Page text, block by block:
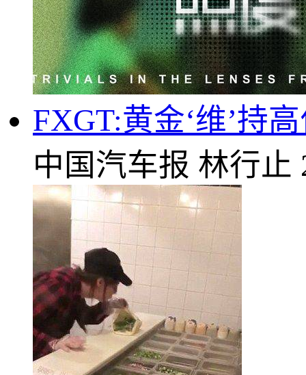
FXGT:黄金‘维’持
中国汽车报 林行止